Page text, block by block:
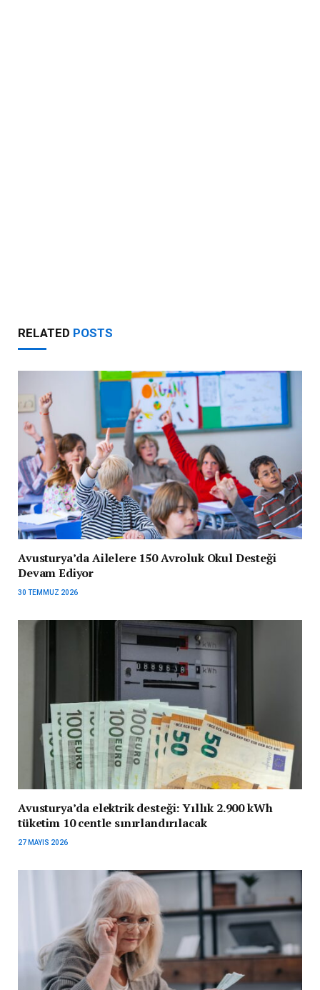
RELATED POSTS
Avusturya’da Ailelere 150 Avroluk Okul Desteği
Devam Ediyor
30 TEMMUZ 2026
Avusturya’da elektrik desteği: Yıllık 2.900 kWh
tüketim 10 centle sınırlandırılacak
27 MAYIS 2026